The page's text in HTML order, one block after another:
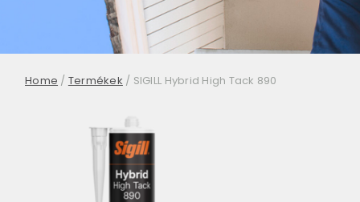
Home / Termékek / SIGILL Hybrid High Tack 890